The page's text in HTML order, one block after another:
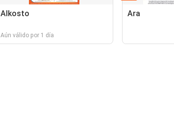
Alkosto
Aún válido por 1 día
Ara